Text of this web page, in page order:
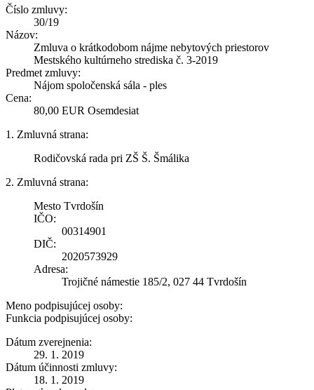
Číslo zmluvy:
30/19
Názov:
Zmluva o krátkodobom nájme nebytových priestorov
Mestského kultúrneho strediska č. 3-2019
Predmet zmluvy:
Nájom spoločenská sála - ples
Cena:
80,00 EUR Osemdesiat
1. Zmluvná strana:
Rodičovská rada pri ZŠ Š. Šmálika
2. Zmluvná strana:
Mesto Tvrdošín
IČO:
00314901
DIČ:
2020573929
Adresa:
Trojičné námestie 185/2, 027 44 Tvrdošín
Meno podpisujúcej osoby:
Funkcia podpisujúcej osoby:
Dátum zverejnenia:
29. 1. 2019
Dátum účinnosti zmluvy:
18. 1. 2019